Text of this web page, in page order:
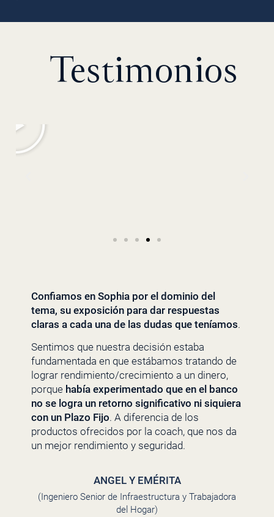
Testimonios
Confiamos en Sophia por el dominio del
tema, su exposición para dar respuestas
claras a cada una de las dudas que teníamos.
Sentimos que nuestra decisión estaba
fundamentada en que estábamos tratando de
lograr rendimiento/crecimiento a un dinero,
porque había experimentado que en el banco
no se logra un retorno significativo ni siquiera
con un Plazo Fijo. A diferencia de los
productos ofrecidos por la coach, que nos da
un mejor rendimiento y seguridad.
ANGEL Y EMÉRITA
(Ingeniero Senior de Infraestructura y Trabajadora
del Hogar)